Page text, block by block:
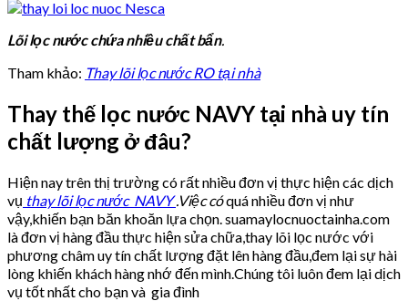
Lõi lọc nước chứa nhiều chất bẩn.
Tham khảo: Thay lõi lọc nước RO tại nhà
Thay thế lọc nước NAVY tại nhà uy tín
chất lượng ở đâu?
Hiện nay trên thị trường có rất nhiều đơn vị thực hiện các dịch
vụ thay lõi lọc nước NAVY .Việc cóquá nhiều đơn vị như
vậy,khiến bạn băn khoăn lựa chọn. suamaylocnuoctainha.com
là đơn vị hàng đầu thực hiện sửa chữa,thay lõi lọc nước với
phương châm uy tín chất lượng đặt lên hàng đầu,đem lại sự hài
lòng khiến khách hàng nhớ đến mình.Chúng tôi luôn đem lại dịch
vụ tốt nhất cho bạn và gia đình